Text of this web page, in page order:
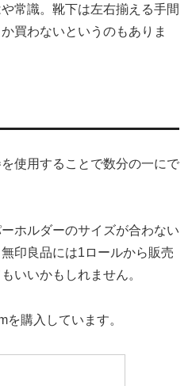
常識。靴下は左右揃える手間
買わないというのもありま
使用することで数分の一にで
ホルダーのサイズが合わない
印良品には1ロールから販売
いいかもしれません。
購入しています。